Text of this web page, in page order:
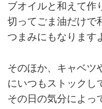
ブオイルと和えて作
切ってごま油だけで
つまみにもなります
そのほか、キャベツ
にいつもストックし
その日の気分によっ